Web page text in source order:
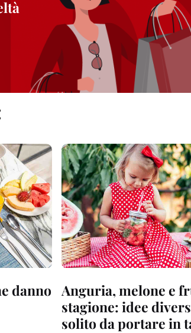
danno Anguria, melone e
stagione: idee
solito da portare in